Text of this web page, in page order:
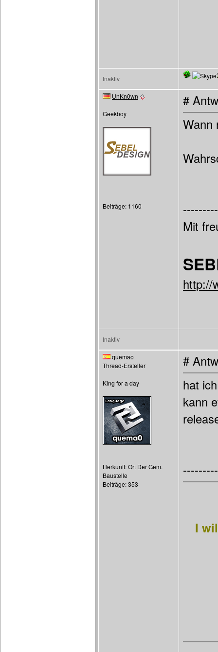
Inaktiv
UnKn0wn
Geekboy
Beiträge: 1160
#
Wann
Mit
http://
Inaktiv
quemao
Thread-Ersteller
King for a day
Herkunft: Ort Der Gem.
Baustelle
Beiträge: 353
#
hat
kann
I